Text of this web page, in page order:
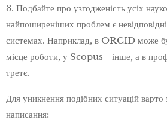
3. Подбайте про узгодженість усіх
найпоширеніших проблем є
системах. Наприклад, в ORCID може
місце роботи, у Scopus - інше, а в
третє.
Для уникнення подібних ситуацій варто
написання: